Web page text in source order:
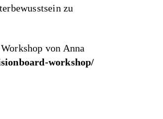
zu
von Anna
workshop/